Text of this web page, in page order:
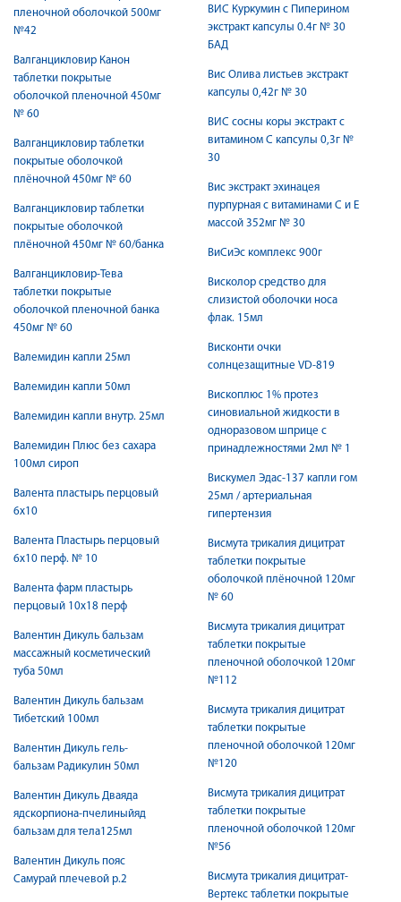
пленочной оболочкой 500мг
№42
Валганцикловир Канон
таблетки покрытые
оболочкой пленочной 450мг
№ 60
Валганцикловир таблетки
покрытые оболочкой
плёночной 450мг № 60
Валганцикловир таблетки
покрытые оболочкой
плёночной 450мг № 60/банка
Валганцикловир-Тева
таблетки покрытые
оболочкой пленочной банка
450мг № 60
Валемидин капли 25мл
Валемидин капли 50мл
Валемидин капли внутр. 25мл
Валемидин Плюс без сахара
100мл сироп
Валента пластырь перцовый
6x10
Валента Пластырь перцовый
6х10 перф. № 10
Валента фарм пластырь
перцовый 10х18 перф
Валентин Дикуль бальзам
массажный косметический
туба 50мл
Валентин Дикуль бальзам
Тибетский 100мл
Валентин Дикуль гель-
бальзам Радикулин 50мл
Валентин Дикуль Дваяда
ядскорпиона-пчелиныйяд
бальзам для тела125мл
Валентин Дикуль пояс
Самурай плечевой р.2
ВИС Куркумин с Пиперином
экстракт капсулы 0.4г № 30
БАД
Вис Олива листьев экстракт
капсулы 0,42г № 30
ВИС сосны коры экстракт с
витамином С капсулы 0,3г №
30
Вис экстракт эхинацея
пурпурная с витаминами С и Е
массой 352мг № 30
ВиСиЭс комплекс 900г
Висколор средство для
слизистой оболочки носа
флак. 15мл
Висконти очки
солнцезащитные VD-819
Вископлюс 1% протез
синовиальной жидкости в
одноразовом шприце с
принадлежностями 2мл № 1
Вискумел Эдас-137 капли гом
25мл / артериальная
гипертензия
Висмута трикалия дицитрат
таблетки покрытые
оболочкой плёночной 120мг
№ 60
Висмута трикалия дицитрат
таблетки покрытые
пленочной оболочкой 120мг
№112
Висмута трикалия дицитрат
таблетки покрытые
пленочной оболочкой 120мг
№120
Висмута трикалия дицитрат
таблетки покрытые
пленочной оболочкой 120мг
№56
Висмута трикалия дицитрат-
Вертекс таблетки покрытые